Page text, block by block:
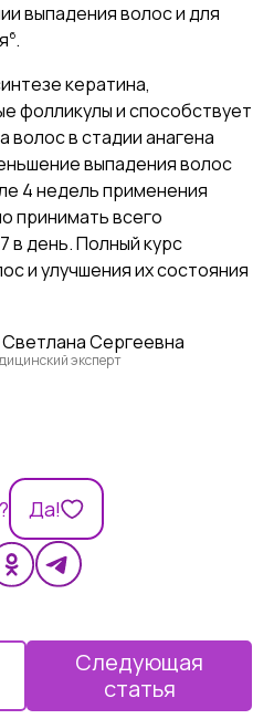
выпадения волос и для
6.
кератина,
фолликулы и способствует
волос в стадии анагена
выпадения волос
4 недель применения
принимать всего
в день. Полный курс
и улучшения их состояния
Светлана Сергеевна
эксперт
Да!
Следующая
статья